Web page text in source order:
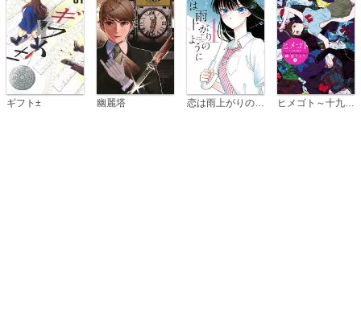
ギフト± 幽麗塔 恋は雨上がりのように ヒメゴト～十九歳の制服～